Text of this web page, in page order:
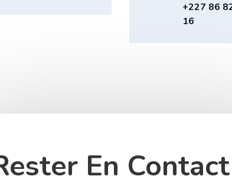
+227 86
16
En Contact